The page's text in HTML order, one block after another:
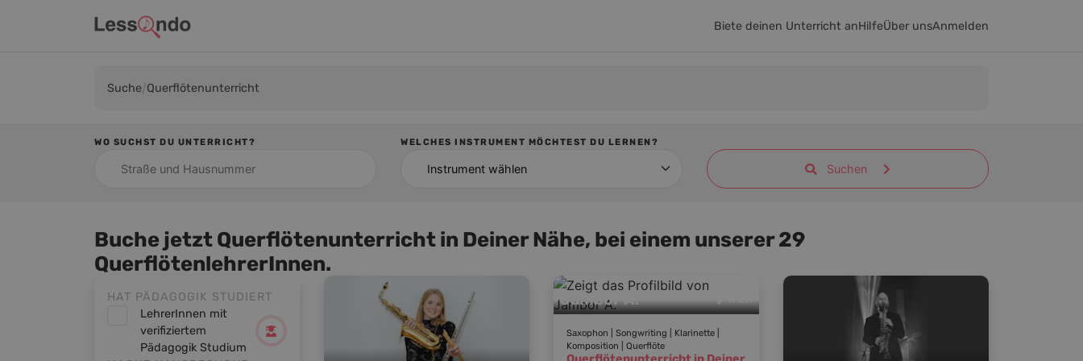
Biete deinen Unterricht anHilfeÜber unsAnmelden
Suche Querflötenunterricht
WO SUCHST DU UNTERRICHT? WELCHES INSTRUMENT MÖCHTEST DU LERNEN?
Instrument wählen Suchen
Buche jetzt Querflötenunterricht in Deiner Nähe, bei einem unserer 29
QuerflötenlehrerInnen.
HAT PÄDAGOGIK STUDIERT
LehrerInnen mit
verifiziertem
Pädagogik Studium
Jambor A.
Saxophon | Songwriting | Klarinette |
Komposition | Querflöte